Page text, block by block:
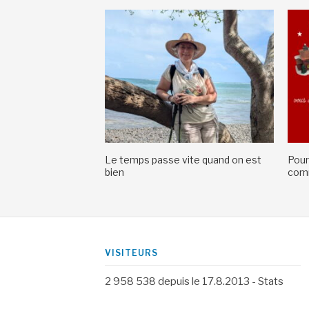
Le temps passe vite quand on est
bien
VISITEURS
2 958 538 depuis le 17.8.2013 - Stats